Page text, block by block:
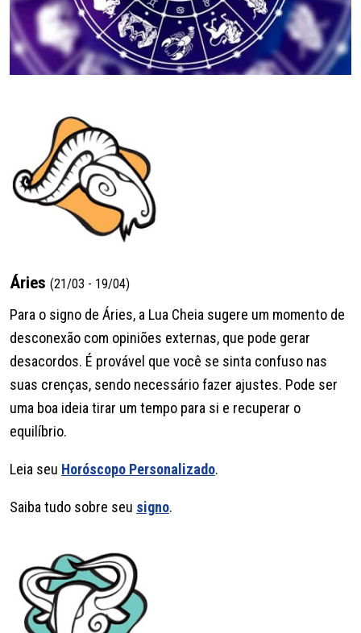
Áries (21/03 - 19/04)
Para o signo de Áries, a Lua Cheia sugere um momento de
desconexão com opiniões externas, que pode gerar
desacordos. É provável que você se sinta confuso nas
suas crenças, sendo necessário fazer ajustes. Pode ser
uma boa ideia tirar um tempo para si e recuperar o
equilíbrio.
Leia seu Horóscopo Personalizado.
Saiba tudo sobre seu signo.